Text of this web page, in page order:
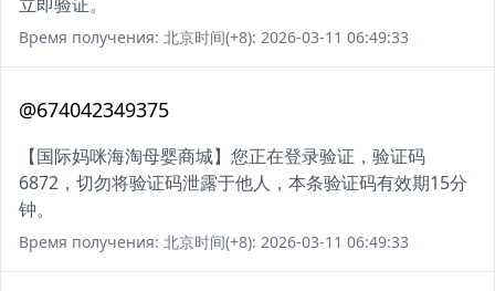
Время получения: 北京时间(+8): 2026-03-11 06:49:33
@674042349375
【国际妈咪海淘母婴商城】您正在登录验证，验证码
6872，切勿将验证码泄露于他人，本条验证码有效期15分
钟。
Время получения: 北京时间(+8): 2026-03-11 06:49:33